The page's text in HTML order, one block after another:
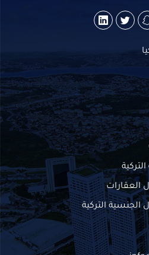
العقارات
الجنسية التركية